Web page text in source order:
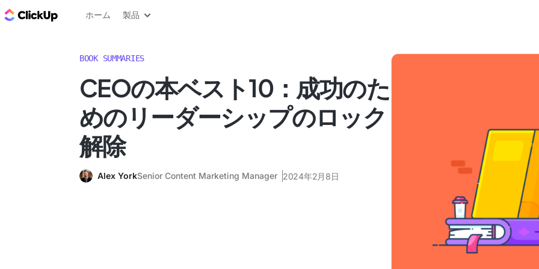
ClickUp ブログ
ホーム 製品
BOOK SUMMARIES
CEOの本ベスト10：成功のた
めのリーダーシップのロック
解除
Alex YorkSenior Content Marketing Manager 2024年2月8日